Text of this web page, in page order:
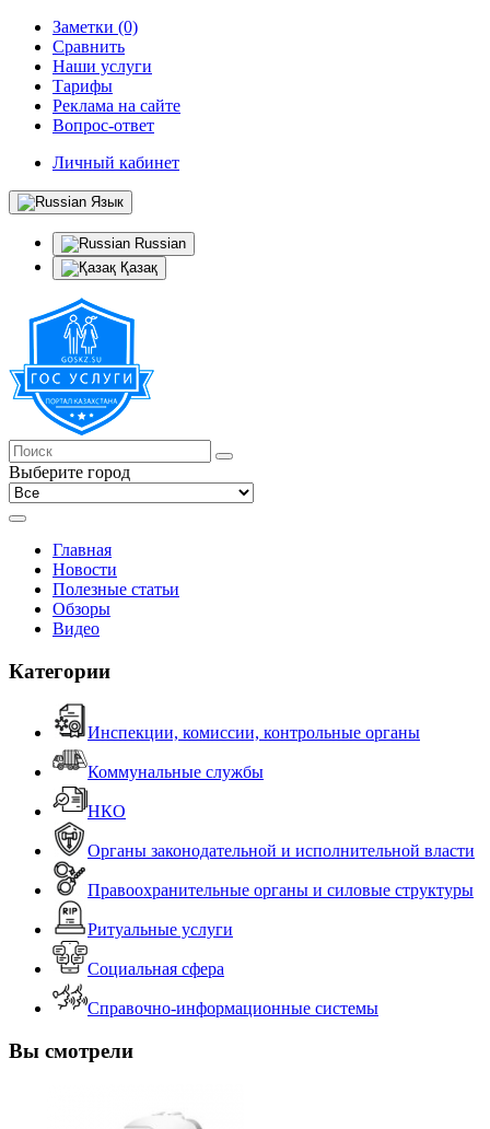
Заметки (0)
Сравнить
Наши услуги
Тарифы
Реклама на сайте
Вопрос-ответ
Личный кабинет
Язык
Russian
Қазақ
Выберите город
Главная
Новости
Полезные статьи
Обзоры
Видео
Категории
Инспекции, комиссии, контрольные органы
Коммунальные службы
НКО
Органы законодательной и исполнительной власти
Правоохранительные органы и силовые структуры
Ритуальные услуги
Социальная сфера
Справочно-информационные системы
Вы смотрели